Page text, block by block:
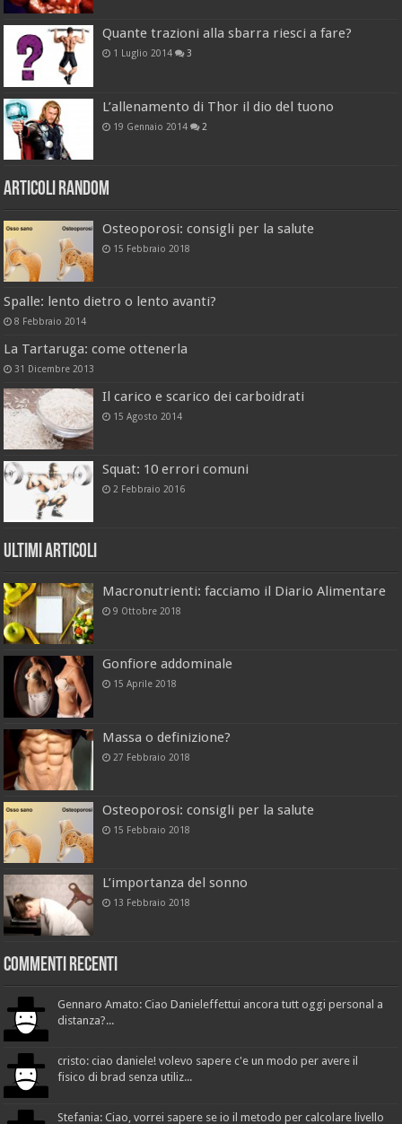
Quante trazioni alla sbarra riesci a fare?
1 Luglio 2014 3
L’allenamento di Thor il dio del tuono
19 Gennaio 2014 2
Articoli Random
Osteoporosi: consigli per la salute
15 Febbraio 2018
Spalle: lento dietro o lento avanti?
8 Febbraio 2014
La Tartaruga: come ottenerla
31 Dicembre 2013
Il carico e scarico dei carboidrati
15 Agosto 2014
Squat: 10 errori comuni
2 Febbraio 2016
Ultimi Articoli
Macronutrienti: facciamo il Diario Alimentare
9 Ottobre 2018
Gonfiore addominale
15 Aprile 2018
Massa o definizione?
27 Febbraio 2018
Osteoporosi: consigli per la salute
15 Febbraio 2018
L’importanza del sonno
13 Febbraio 2018
Commenti recenti
Gennaro Amato: Ciao Danieleffettui ancora tutt oggi personal a
distanza?...
cristo: ciao daniele! volevo sapere c'e un modo per avere il
fisico di brad senza utiliz...
Stefania: Ciao, vorrei sapere se io il metodo per calcolare livello